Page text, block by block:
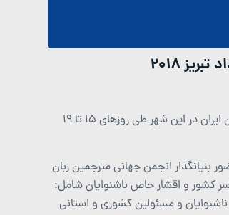
2018
همزمان با رویداد تبریز 2018 ( پایتخت گردشگری کشورهای اسلامی) نخستین کنگره ملی ناشنوایان ایران در این شهر طی روزهای 15 تا 19
بنیانگذار انجمن جهانی مترجمین زبان
کشور و اقشار خاص ناشنوایان شامل:
ناشنوایان و مسئولین کشوری و استانی